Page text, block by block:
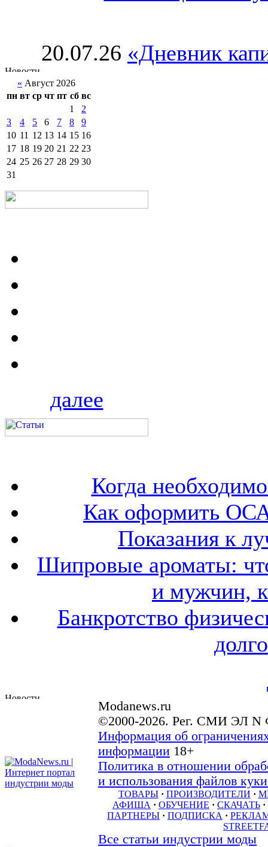
20.07.26 «Дневник
« Август 2026
пн вт ср чт пт сб вс
1
2
3
4 5 6 7 8
9
10 11 12 13 14 15 16
17 18 19 20 21 22 23
24 25 26 27 28 29 30
31
далее
Когда
Как оформить
Показания к
Шипровые ароматы:
и мужчин,
Банкротство
Modanews.ru
©2000-2026. Рег. СМИ ЭЛ N
Информация об
информации 18+
Политика в отношении
и использования файлов
ТОВАРЫ · ПРОИЗВОДИТЕЛИ ·
АФИША · ОБУЧЕНИЕ · СКАЧАТЬ ·
ПАРТНЕРЫ · ПОДПИСКА ·
Все статьи индустрии моды